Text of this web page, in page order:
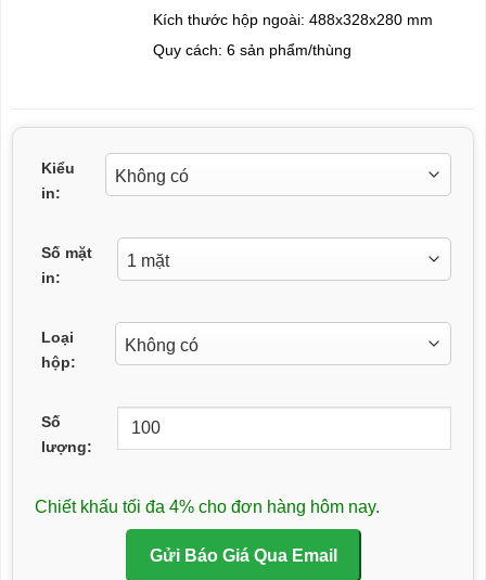
Kích thước hộp ngoài: 488x328x280 mm
Quy cách: 6 sản phẩm/thùng
Kiểu
in:
Số mặt
in:
Loại
hộp:
Số
lượng:
Chiết khấu tối đa 4% cho đơn hàng hôm nay.
Gửi Báo Giá Qua Email